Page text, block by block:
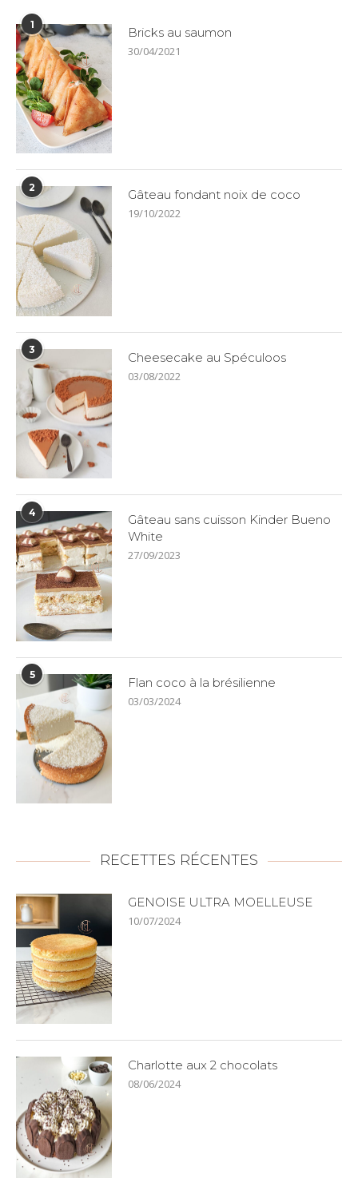
1
Bricks au saumon
30/04/2021
2
Gâteau fondant noix de coco
19/10/2022
3
Cheesecake au Spéculoos
03/08/2022
4
Gâteau sans cuisson Kinder Bueno
White
27/09/2023
5
Flan coco à la brésilienne
03/03/2024
RECETTES RÉCENTES
GENOISE ULTRA MOELLEUSE
10/07/2024
Charlotte aux 2 chocolats
08/06/2024